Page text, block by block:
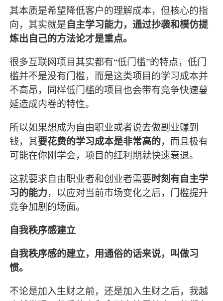
其本质是希望降低客户的理解成本，但核心的指
向，其实就是自主学习能力，通过抄袭和模仿提
炼出自己的方法论才是重点。
很多互联网项目其实都有“低门槛”的特点，低门
槛并不是没有门槛，而是这类项目的学习成本并
不高昂，同样低门槛的项目也会带有竞争快速蔓
延造成内卷的特性。
所以如果想成为自由职业或者说去做副业赚到
钱，其要花费的学习成本是非常高的，而且极有
可能在你刚学会，项目的红利期就快速衰退。
这就要求自由职业者和创业者需要时刻有自主学
习的能力，以应对当前市场变化之后，门槛提升
竞争加剧的场面。
自我秩序感建立
自我秩序感的建立，用通俗的话来说，叫做习
惯。
不论是加入生财之前，还是加入生财之后，我越